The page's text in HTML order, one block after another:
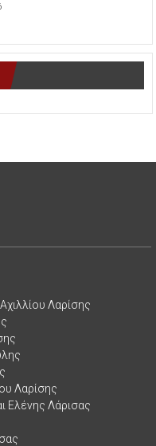
Λαρίσης
Λαρίσης
Ελένης Λάρισας